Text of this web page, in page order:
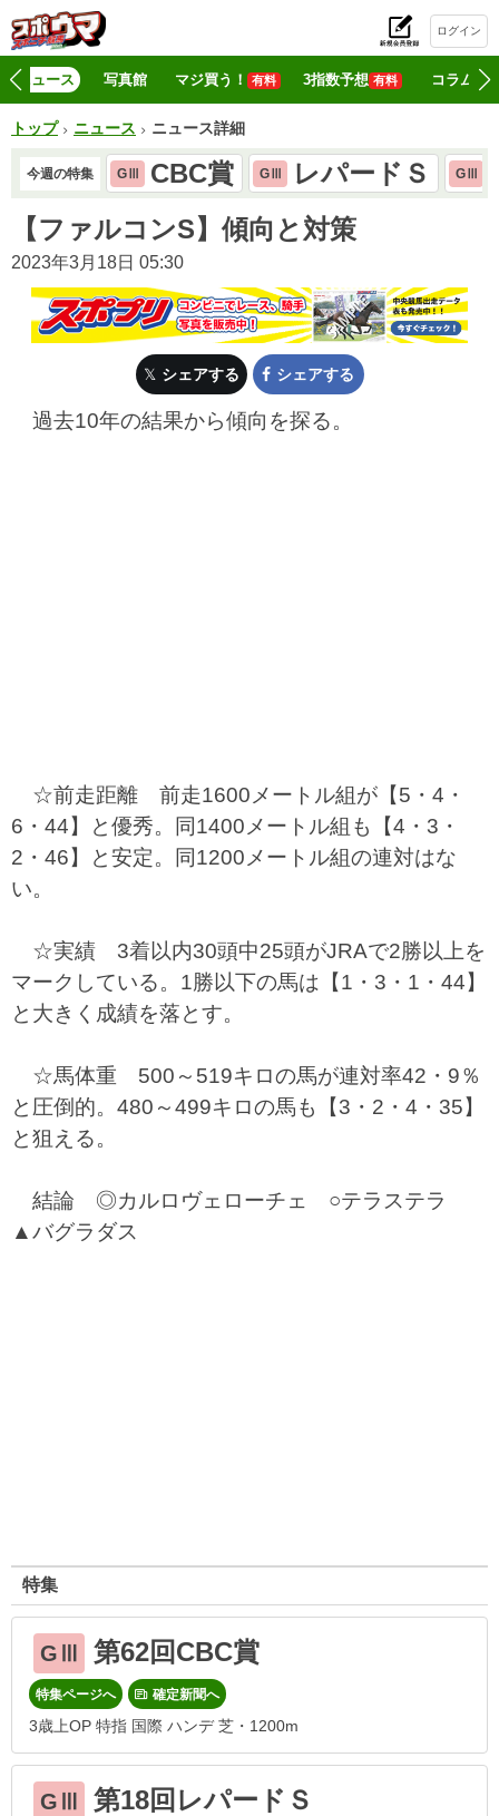
ログイン
ニュース 写真館 マジ買う！ 有料 3指数予想 有料 コラム
トップ ニュース ニュース詳細
今週の特集 GⅢ CBC賞 GⅢ レパードＳ GⅢ
【ファルコンS】傾向と対策
2023年3月18日 05:30
シェアする シェアする
過去10年の結果から傾向を探る。
☆前走距離 前走1600メートル組が【5・4・
6・44】と優秀。同1400メートル組も【4・3・
2・46】と安定。同1200メートル組の連対はな
い。
☆実績 3着以内30頭中25頭がJRAで2勝以上を
マークしている。1勝以下の馬は【1・3・1・44】
と大きく成績を落とす。
☆馬体重 500～519キロの馬が連対率42・9％
と圧倒的。480～499キロの馬も【3・2・4・35】
と狙える。
結論 ◎カルロヴェローチェ ○テラステラ
▲バグラダス
特集
GⅢ 第62回CBC賞
特集ページへ 確定新聞へ
3歳上OP 特指 国際 ハンデ 芝・1200m
GⅢ 第18回レパードＳ